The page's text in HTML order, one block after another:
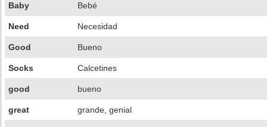
Baby Bebé
Need Necesidad
Good Bueno
Socks Calcetines
good bueno
great grande, genial